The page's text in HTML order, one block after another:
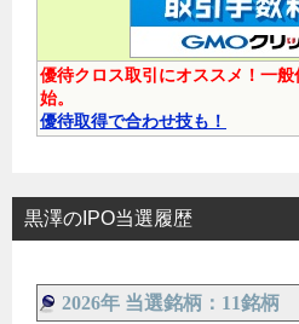
優待クロス取引にオススメ！一
始。
優待取得で合わせ技も！
黒澤のIPO当選履歴
2026年 当選銘柄：11銘柄